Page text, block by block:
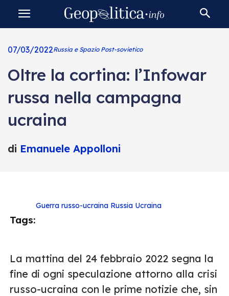
07/03/2022Russia e Spazio Post-sovietico
Oltre la cortina: l’Infowar
russa nella campagna
ucraina
di Emanuele Appolloni
Tags:
Guerra russo-ucraina Russia Ucraina
La mattina del 24 febbraio 2022 segna la
fine di ogni speculazione attorno alla crisi
russo-ucraina con le prime notizie che, sin